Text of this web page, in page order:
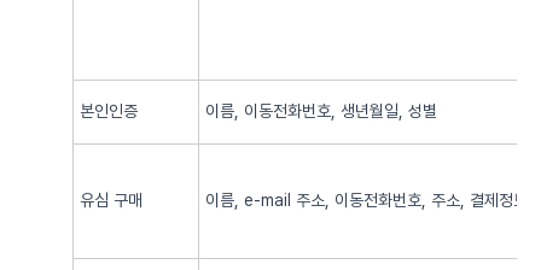
본인인증 이름, 이동전화번호, 생년월일, 성별
유심 구매 이름, e-mail 주소, 이동전화번호, 주소, 결제정보,